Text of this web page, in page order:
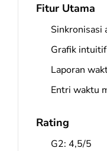
Fitur Utama
Sinkronisasi
Grafik intuitif
Laporan
Entri waktu
Rating
G2: 4,5/5